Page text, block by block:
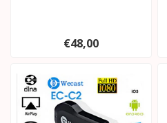
€48,00